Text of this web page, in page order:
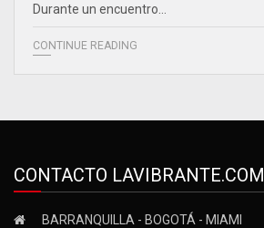
Durante un encuentro…
CONTINUE READING
CONTACTO LAVIBRANTE.COM
BARRANQUILLA - BOGOTÁ - MIAMI